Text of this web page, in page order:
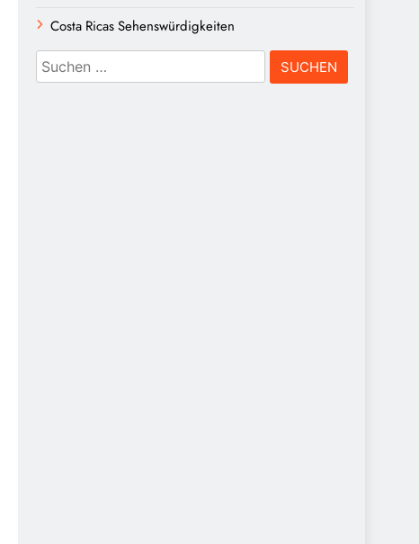
Costa Ricas Sehenswürdigkeiten
Suchen
nach: